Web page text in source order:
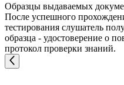
Образцы выдаваемых
После успешного
тестирования слушатель
образца - удостоверение о
протокол проверки знаний.